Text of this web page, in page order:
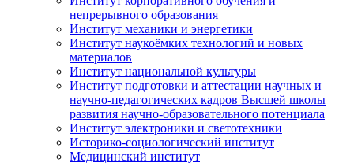
непрерывного образования
Институт механики и энергетики
Институт наукоёмких технологий и новых
материалов
Институт национальной культуры
Институт подготовки и аттестации научных и
научно-педагогических кадров Высшей школы
развития научно-образовательного потенциала
Институт электроники и светотехники
Историко-социологический институт
Медицинский институт